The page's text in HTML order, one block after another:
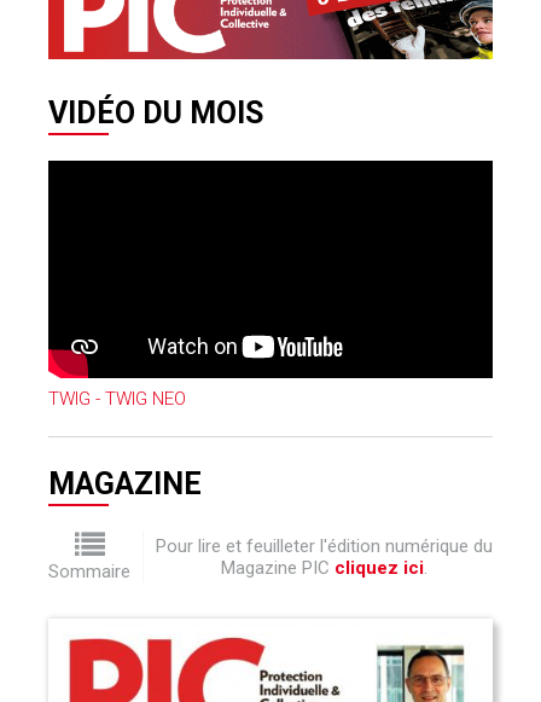
VIDÉO DU MOIS
TWIG - TWIG NEO
MAGAZINE
Sommaire
Pour lire et feuilleter l'édition numérique du
Magazine PIC cliquez ici.